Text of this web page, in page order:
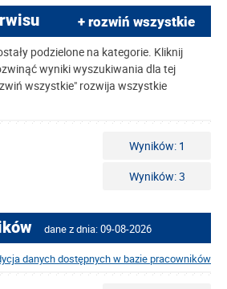
+ rozwiń wszystkie
podzielone na kategorie. Kliknij
wyniki wyszukiwania dla tej
wszystkie" rozwija wszystkie
Wyników: 1
Wyników: 3
dane z dnia: 09-08-2026
danych dostępnych w bazie pracowników